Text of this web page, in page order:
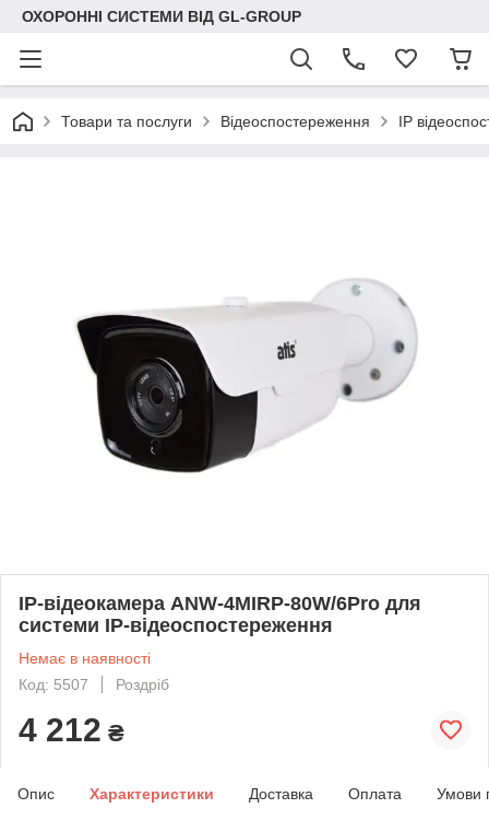
ОХОРОННІ СИСТЕМИ ВІД GL-GROUP
Товари та послуги Відеоспостереження IP
IP-відеокамера ANW-4MIRP-80W/6Pro для
системи IP-відеоспостереження
Немає в наявності
Код: 5507
Роздріб
4 212 ₴
Опис Характеристики Доставка Оплата Умови